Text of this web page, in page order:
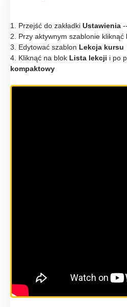
1. Przejść do zakładki Ustawienia
2. Przy aktywnym szablonie kliknąć
3. Edytować szablon Lekcja kursu
4. Kliknąć na blok Lista lekcji i po
kompaktowy